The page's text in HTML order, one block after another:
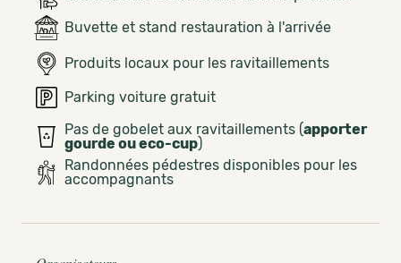
Buvette et stand restauration à l'arrivée
Produits locaux pour les ravitaillements
Parking voiture gratuit
Pas de gobelet aux ravitaillements (apporter
gourde ou eco-cup)
Randonnées pédestres disponibles pour les
accompagnants